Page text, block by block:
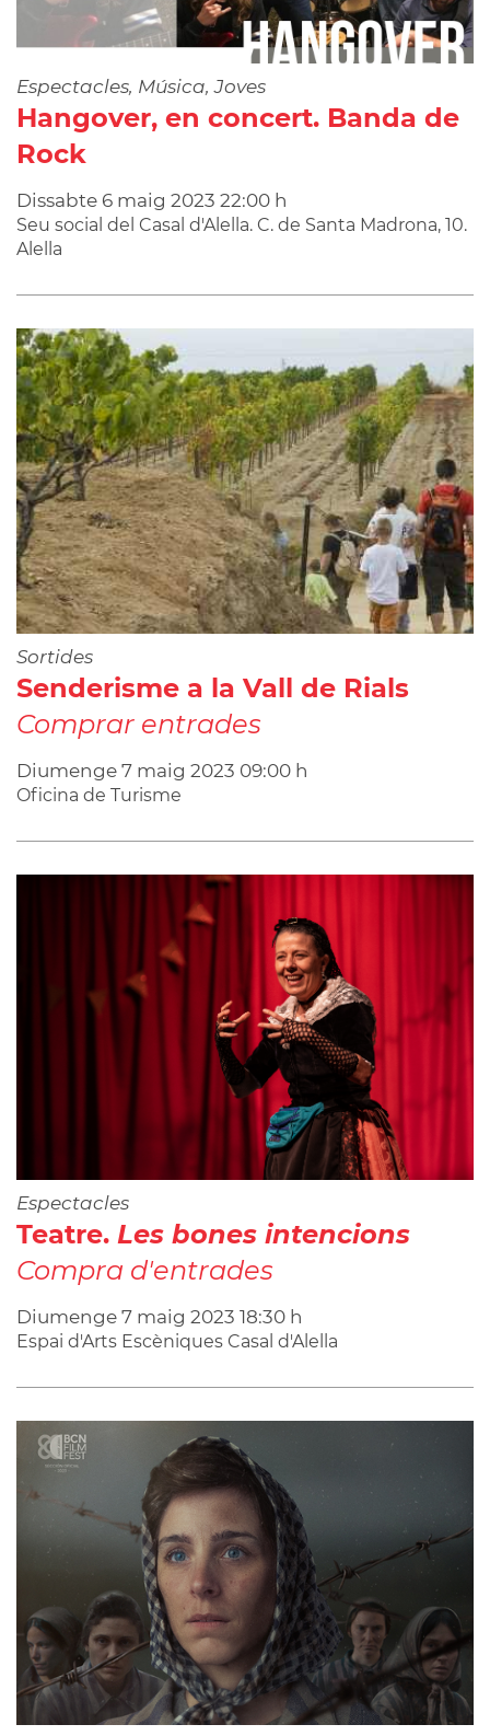
Espectacles, Música, Joves
Hangover, en concert. Banda de
Rock
Dissabte 6 maig 2023 22:00 h
Seu social del Casal d'Alella. C. de Santa Madrona, 10.
Alella
Sortides
Senderisme a la Vall de Rials
Comprar entrades
Diumenge 7 maig 2023 09:00 h
Oficina de Turisme
Espectacles
Teatre. Les bones intencions
Compra d'entrades
Diumenge 7 maig 2023 18:30 h
Espai d'Arts Escèniques Casal d'Alella